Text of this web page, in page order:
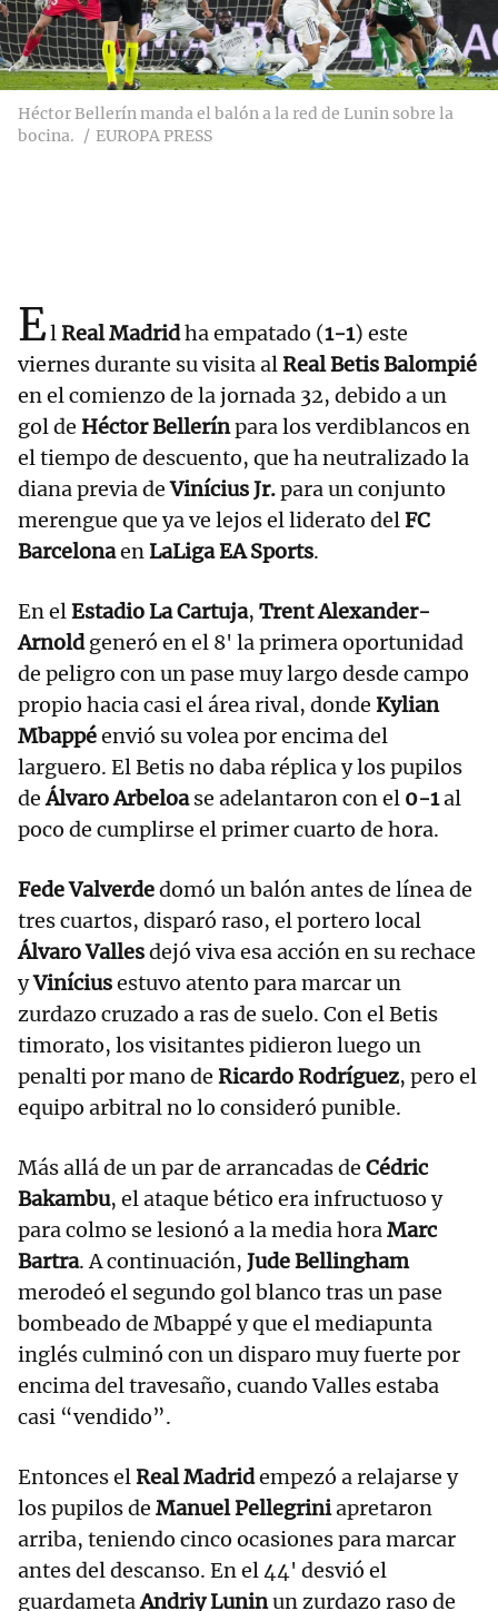
Héctor Bellerín manda el balón a la red de Lunin sobre la
bocina.
EUROPA PRESS
ElReal Madridha empatado (1-1) este
viernes durante su visita alReal Betis Balompié
en el comienzo de la jornada 32, debido a un
gol de Héctor Bellerínpara los verdiblancos en
el tiempo de descuento, que ha neutralizado la
diana previa deVinícius Jr.para un conjunto
merengue que ya ve lejos el liderato delFC
BarcelonaenLaLiga EA Sports.
En elEstadio La Cartuja, Trent Alexander-
Arnoldgeneró en el 8' la primera oportunidad
de peligro con un pase muy largo desde campo
propio hacia casi el área rival, donde Kylian
Mbappéenvió su volea por encima del
larguero. El Betis no daba réplica y los pupilos
deÁlvaro Arbeloase adelantaron con el 0-1al
poco de cumplirse el primer cuarto de hora.
Fede Valverdedomó un balón antes de línea de
tres cuartos, disparó raso, el portero local
Álvaro Vallesdejó viva esa acción en su rechace
yViníciusestuvo atento para marcar un
zurdazo cruzado a ras de suelo. Con el Betis
timorato, los visitantes pidieron luego un
penalti por mano de Ricardo Rodríguez, pero el
equipo arbitral no lo consideró punible.
Más allá de un par de arrancadas de Cédric
Bakambu, el ataque bético era infructuoso y
para colmo se lesionó a la media horaMarc
Bartra. A continuación, Jude Bellingham
merodeó el segundo gol blanco tras un pase
bombeado de Mbappé y que el mediapunta
inglés culminó con un disparo muy fuerte por
encima del travesaño, cuando Valles estaba
casi “vendido”.
Entonces elReal Madridempezó a relajarse y
los pupilos de Manuel Pellegriniapretaron
arriba, teniendo cinco ocasiones para marcar
antes del descanso. En el 44' desvió el
guardametaAndriy Luninun zurdazo raso de